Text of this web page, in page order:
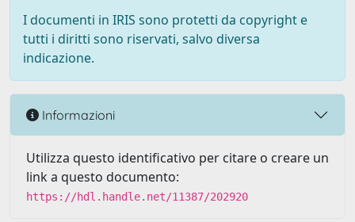
I documenti in IRIS sono protetti da copyright e
tutti i diritti sono riservati, salvo diversa
indicazione.
Informazioni
Utilizza questo identificativo per citare o creare un
link a questo documento:
https://hdl.handle.net/11387/202920